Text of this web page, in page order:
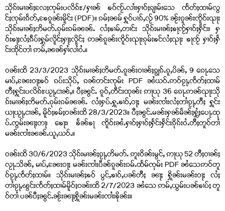
သိုၵ်းမၢၼ်ႈလႄႈၸုမ်းပလိၵ်ႊ/ႁၢၼ် ၶဝ်ၸႂ်ႉလၢႆးႁၢဝ်ႈၵျၢမ်းသေ ၸႅတ်ႈထၢမ်လွ
င်ႈၸုမ်းၵႅတ်ႇၶႄၵူၼ်းမိူင်း (PDF)။ ၵမ်ႈၼမ် ႁူဝ်ပၢၵ်ႇလႂ် 90% ၼႂ်းၵူၼ်းၸိူဝ်းၺႃး
သိုၵ်းမၢၼ်ႈတိမတ်ႉၵုမ်းၵမ်ၼၼ်ႉ လႆႈၶၢမ်ႇတၢင်း သိုၵ်းမၢၼ်ႈၶႃၸႂ်ႁၢဝ်ႈႁႅင်း၊ ႁ
ဝ်းၶႃႈလႆႈၵဵပ်းႁွမ်လိူင်ႈႁႃႈလိူင်ႈ ဢၼ်ၵူၼ်းၸိူဝ်းၺႃးၵုမ်းၶင်လႆႈၺႃး ၶႃၸႂ် ႁၢဝ်ႈႁႅ
င်းထိုင်တၢႆ ဢမ်ႇၼၼ်ႁၢႆလၢႆဝႆႉ။
ဝၼ်းထိ 23/3/2023 သိုၵ်းမၢၼ်ႈတိမတ်ႉၵူၼ်းဝၢၼ်ႈၵျွၵ်ႉၵူႇပိၼ်ႇ 9 ၵေႃႉသေ
မၢပ်ႇၼႄးဝႃႈၶဝ် ၵပ်းသိုပ်ႇ ၵၼ်တင်းၸုမ်း PDF ၼႆယဝ်ႉဢဝ်ၵႂႃႇၸႅတ်ႈထၢမ်
တီႈႁူင်းပလိၵ်ႊယႂႃႇငၢၼ်ႇ။ ပီႈၼွင်ႉ ၵူဝ်ႇတဵင်းထုၼ်း ဢႃယု 36 ၵေႃႉဢၼ်ၺႃးသို
ၵ်းမၢၼ်ႈတိမတ်ႉၵုမ်းၵမ်ၼၼ်ႉ လႆႈႁပ်ႉႁူႉၶၢဝ်ႇဝႃႈ မၼ်းၸၢႆးလႆႈတၢႆၵႂႃႇတီႈ ႁူင်း
ယႃယႂႃႇငၢၼ်ႇ မိူဝ်ႈၶမ်ႈဝၼ်းထိ 28/3/2023။ ပီႈၼွင်ႉမၼ်းႁၼ်မႅၼ်ႈႁွႆႈပေႃႉထု
ပ်ႉၸွမ်းၼႃႈတႃ၊ ၶေႃး၊ ၶႅၼ်ၶႃ ၸိူဝ်းၼႆႉႁၢဝ်ႈႁၢဝ်ႈႁႅင်းႁႅင်းၵိုၵ်းဝႆႉတီႈတူဝ်တၢႆ
မၼ်းၸၢႆးၼၼ်ႉယူႇယဝ်ႉ။
ဝၼ်းထိ 30/6/2023 သိုၵ်းမၢၼ်ႈၵႂႃႇတိမတ်ႉ ဢူးဝိၼ်းမွင်ႇ ဢႃယု 52 တီႈဝၢၼ်ႈ
လႂႃႉသိၼ်ႇ မၢပ်ႇၼႄးဝႃႈ မၼ်းၸၢႆးပဵၼ်ၵူၼ်းၵမ်ႉထႅမ်ၸုမ်း PDF ၼႆသေဢဝ်တူ
ဝ်ၵႂႃႇၸႅတ်ႈထၢမ်။ သိုၵ်းမၢၼ်ႈၶဝ် ပွင်ႇၶၢဝ်ႇပၼ်တီႈ ၼႃႈ ႁိူၼ်းမၼ်းဝႃႈ လႆႈ
တၢႆၵႂႃႇၽွင်းၸႅတ်ႈထၢမ်မိူဝ်ႈဝၼ်းထိ 2/7/2023 ၼႆသေ ဢမ်ႇယွမ်းပၼ်ၶၢပ်ႈ တူ
ဝ်တၢႆ ပၼ်ပီႈၼွင်ႉၼႂ်းၼႃႈႁိူၼ်းမၼ်းၸၢႆးၶိုၼ်း။